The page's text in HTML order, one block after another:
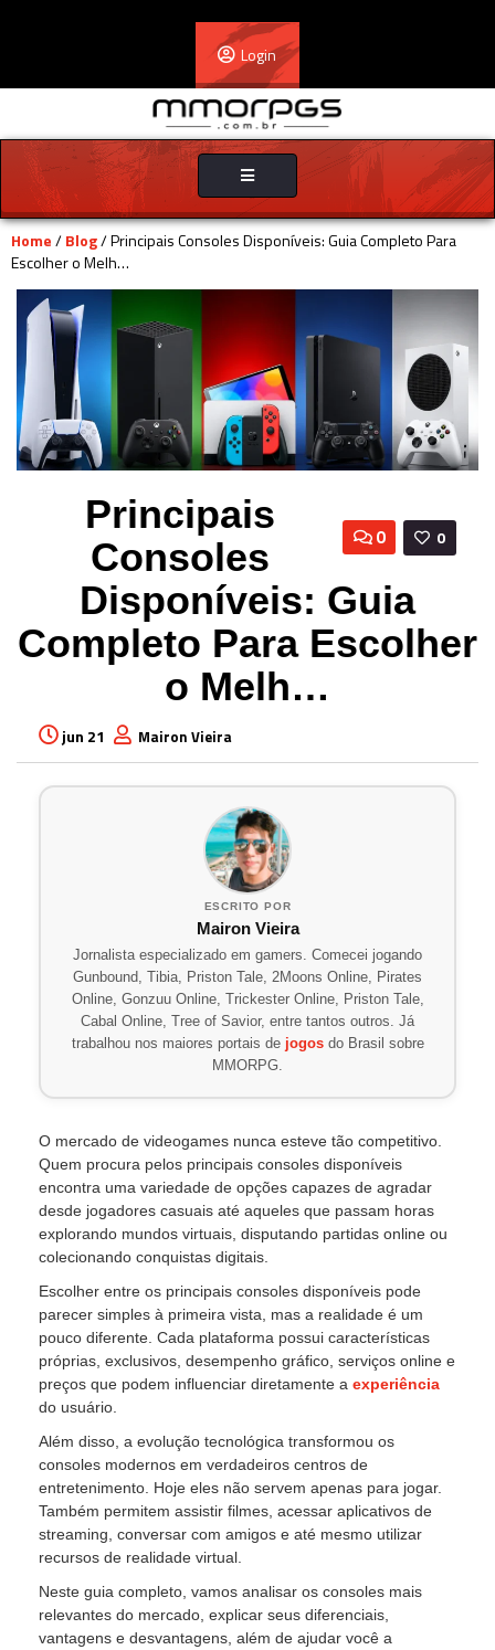
Login
Toggle
navigation
Home/Blog/ Principais Consoles Disponíveis: Guia Completo Para
Escolher o Melh…
0
0
Principais
Consoles
Disponíveis: Guia
Completo Para Escolher
o Melh…
jun 21 Mairon Vieira
ESCRITO POR
Mairon Vieira
Jornalista especializado em gamers. Comecei jogando
Gunbound, Tibia, Priston Tale, 2Moons Online, Pirates
Online, Gonzuu Online, Trickester Online, Priston Tale,
Cabal Online, Tree of Savior, entre tantos outros. Já
trabalhou nos maiores portais de jogosdo Brasil sobre
MMORPG.
O mercado de videogames nunca esteve tão competitivo.
Quem procura pelos principais consoles disponíveis
encontra uma variedade de opções capazes de agradar
desde jogadores casuais até aqueles que passam horas
explorando mundos virtuais, disputando partidas online ou
colecionando conquistas digitais.
Escolher entre os principais consoles disponíveis pode
parecer simples à primeira vista, mas a realidade é um
pouco diferente. Cada plataforma possui características
próprias, exclusivos, desempenho gráfico, serviços online e
preços que podem influenciar diretamente a experiência
do usuário.
Além disso, a evolução tecnológica transformou os
consoles modernos em verdadeiros centros de
entretenimento. Hoje eles não servem apenas para jogar.
Também permitem assistir filmes, acessar aplicativos de
streaming, conversar com amigos e até mesmo utilizar
recursos de realidade virtual.
Neste guia completo, vamos analisar os consoles mais
relevantes do mercado, explicar seus diferenciais,
vantagens e desvantagens, além de ajudar você a